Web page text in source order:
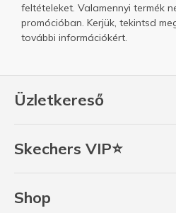
Üzletkereső
Skechers VIP⭐
Shop
feltételeket. Valamennyi termék
promócióban. Kerjük, tekintsd
további információkért.